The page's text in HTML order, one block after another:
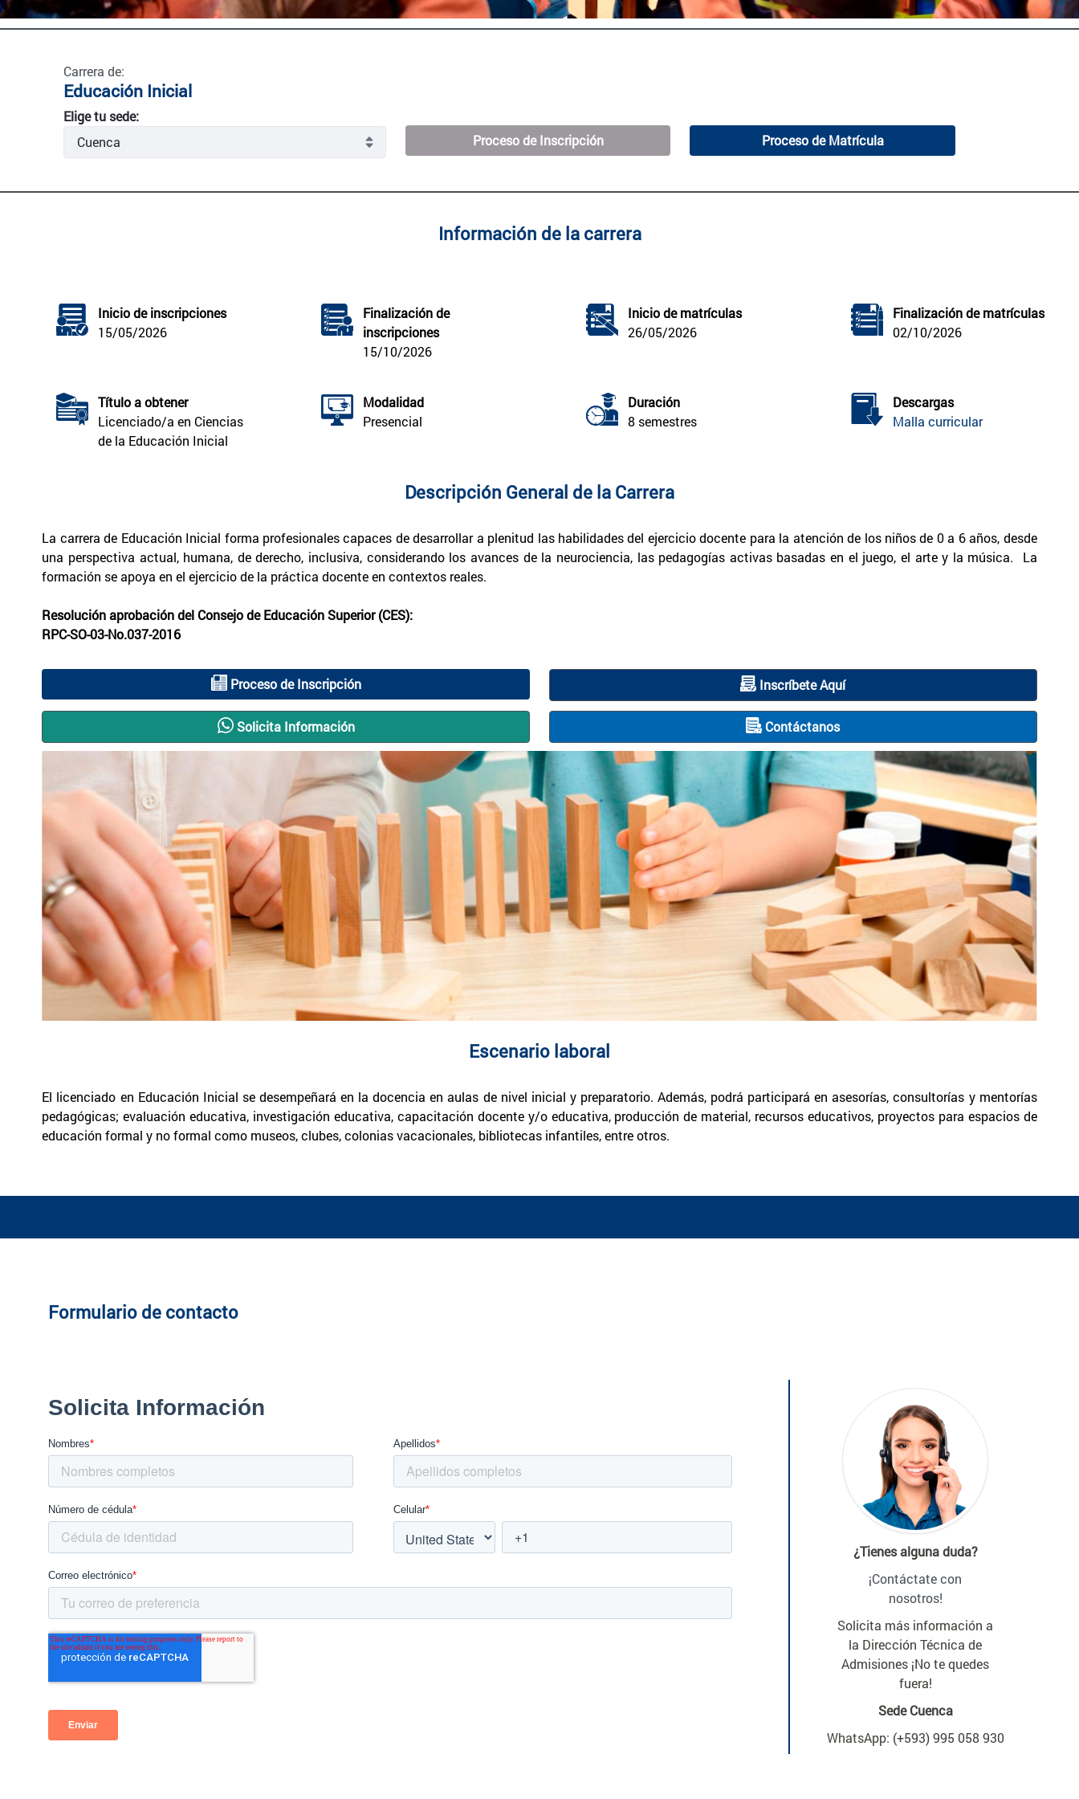
Carrera de:
Educación Inicial
Elige tu sede:
Proceso de Inscripción
Proceso de Matrícula
Información de la carrera
Inicio de inscripciones
15/05/2026
Finalización de
inscripciones
15/10/2026
Inicio de matrículas
26/05/2026
Finalización de matrículas
02/10/2026
Título a obtener
Licenciado/a en Ciencias
de la Educación Inicial
Modalidad
Presencial
Duración
8 semestres
Descargas
Malla curricular
Descripción General de la Carrera
La carrera de Educación Inicial forma profesionales capaces de desarrollar a plenitud las habilidades del ejercicio docente para la atención de los niños de 0 a 6 años, desde
una perspectiva actual, humana, de derecho, inclusiva, considerando los avances de la neurociencia, las pedagogías activas basadas en el juego, el arte y la música. La
formación se apoya en el ejercicio de la práctica docente en contextos reales.
Resolución aprobación del Consejo de Educación Superior (CES):
RPC-SO-03-No.037-2016
Proceso de Inscripción Inscríbete Aquí
Solicita Información Contáctanos
Escenario laboral
El licenciado en Educación Inicial se desempeñará en la docencia en aulas de nivel inicial y preparatorio. Además, podrá participará en asesorías, consultorías y mentorías
pedagógicas; evaluación educativa, investigación educativa, capacitación docente y/o educativa, producción de material, recursos educativos, proyectos para espacios de
educación formal y no formal como museos, clubes, colonias vacacionales, bibliotecas infantiles, entre otros.
Formulario de contacto
¿Tienes alguna duda?
¡Contáctate con
nosotros!
Solicita más información a
la Dirección Técnica de
Admisiones ¡No te quedes
fuera!
Sede Cuenca
WhatsApp: (+593) 995 058 930